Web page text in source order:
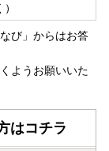
び」からはお答
ようお願いいた
はコチラ